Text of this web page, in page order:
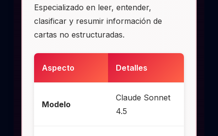
Especializado en leer, entender,
clasificar y resumir información de
cartas no estructuradas.
Aspecto Detalles
Modelo
Claude Sonnet
4.5